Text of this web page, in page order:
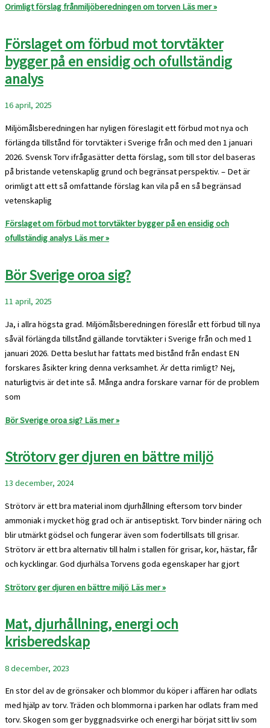
Orimligt förslag frånmiljöberedningen om torven Läs mer »
Förslaget om förbud mot torvtäkter
bygger på en ensidig och ofullständig
analys
16 april, 2025
Miljömålsberedningen har nyligen föreslagit ett förbud mot nya och
förlängda tillstånd för torvtäkter i Sverige från och med den 1 januari
2026. Svensk Torv ifrågasätter detta förslag, som till stor del baseras
på bristande vetenskaplig grund och begränsat perspektiv. – Det är
orimligt att ett så omfattande förslag kan vila på en så begränsad
vetenskaplig
Förslaget om förbud mot torvtäkter bygger på en ensidig och
ofullständig analys Läs mer »
Bör Sverige oroa sig?
11 april, 2025
Ja, i allra högsta grad. Miljömålsberedningen föreslår ett förbud till nya
såväl förlängda tillstånd gällande torvtäkter i Sverige från och med 1
januari 2026. Detta beslut har fattats med bistånd från endast EN
forskares åsikter kring denna verksamhet. Är detta rimligt? Nej,
naturligtvis är det inte så. Många andra forskare varnar för de problem
som
Bör Sverige oroa sig? Läs mer »
Strötorv ger djuren en bättre miljö
13 december, 2024
Strötorv är ett bra material inom djurhållning eftersom torv binder
ammoniak i mycket hög grad och är antiseptiskt. Torv binder näring och
blir utmärkt gödsel och fungerar även som fodertillsats till grisar.
Strötorv är ett bra alternativ till halm i stallen för grisar, kor, hästar, får
och kycklingar. God djurhälsa Torvens goda egenskaper har gjort
Strötorv ger djuren en bättre miljö Läs mer »
Mat, djurhållning, energi och
krisberedskap
8 december, 2023
En stor del av de grönsaker och blommor du köper i affären har odlats
med hjälp av torv. Träden och blommorna i parken har odlats fram med
torv. Skogen som ger byggnadsvirke och energi har börjat sitt liv som